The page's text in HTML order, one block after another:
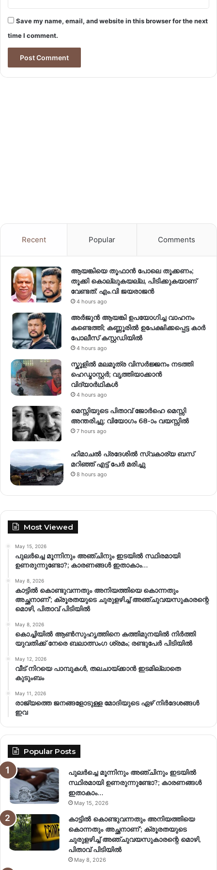
Save my name, email, and website in this browser for the next
time I comment.
Recent Popular Comments
ആയങ്കിയെ തൂഫാൻ പോലെ തൂക്കണം;
തൂക്കി കൊല്ലുകയല്ല, പിടിക്കുകയാണ്
വേണ്ടത്: എം.വി ജയരാജൻ
4 hours ago
അർജുൻ ആയങ്കി ഉപയോഗിച്ച വാഹനം
കണ്ടെത്തി; കണ്ണൂരിൽ ഉപേക്ഷിക്കപ്പെട്ട കാർ
പോലീസ് കസ്റ്റഡിയിൽ
4 hours ago
സ്കൂളിൽ മലമൂത്ര വിസർജ്ജനം നടത്തി
ഹെഡ്മാസ്റ്റർ; വൃത്തിയാക്കാൻ
വിദ്യാർഥികൾ
4 hours ago
മെസ്സിയുടെ പിതാവ് ജോർഹെ മെസ്സി
അന്തരിച്ചു; വിയോഗം 68-ാം വയസ്സിൽ
7 hours ago
ഹിമാചല്‍ പ്രദേശില്‍ സ്വകാര്യ ബസ്
മറിഞ്ഞ് എട്ട് പേര്‍ മരിച്ചു
8 hours ago
Most Viewed
May 15, 2026
പുലർച്ചെ മൂന്നിനും അഞ്ചിനും ഇടയിൽ സ്ഥിരമായി
ഉണരുന്നുണ്ടോ?; കാരണങ്ങള്‍ ഇതാകാം…
May 8, 2026
കാട്ടിൽ കൊണ്ടുവന്നതും അനിയത്തിയെ കൊന്നതും
അച്ഛനാണ്’; ക്രൂരതയുടെ ചുരുളഴിച്ച് അഞ്ചുവയസുകാരന്റെ
മൊഴി, പിതാവ് പിടിയിൽ
May 8, 2026
കൊച്ചിയിൽ ആൺസുഹൃത്തിനെ കത്തിമുനയിൽ നിർത്തി
യുവതിക്ക് നേരെ ബലാത്സംഗ​ ശ്രമം; രണ്ടുപേർ പിടിയിൽ
May 12, 2026
വീട് നിറയെ പാമ്പുകൾ, തലചായ്ക്കാൻ ഇടമില്ലാതെ
കുടുംബം
May 11, 2026
രാജ്യത്തെ ജനങ്ങളോടുള്ള മോദിയുടെ ഏഴ് നിര്‍ദേശങ്ങള്‍
ഇവ
Popular Posts
പുലർച്ചെ മൂന്നിനും അഞ്ചിനും ഇടയിൽ
സ്ഥിരമായി ഉണരുന്നുണ്ടോ?; കാരണങ്ങള്‍
ഇതാകാം…
May 15, 2026
കാട്ടിൽ കൊണ്ടുവന്നതും അനിയത്തിയെ
കൊന്നതും അച്ഛനാണ്’; ക്രൂരതയുടെ
ചുരുളഴിച്ച് അഞ്ചുവയസുകാരന്റെ മൊഴി,
പിതാവ് പിടിയിൽ
May 8, 2026